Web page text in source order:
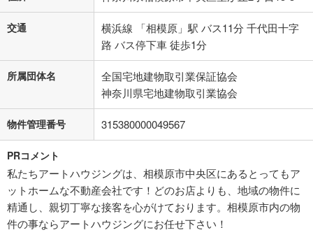
交通
横浜線 「相模原」駅 バス11分 千代田十字
路 バス停下車 徒歩1分
所属団体名
全国宅地建物取引業保証協会
神奈川県宅地建物取引業協会
物件管理番号 315380000049567
PRコメント
私たちアートハウジングは、相模原市中央区にあるとってもア
ットホームな不動産会社です！どのお店よりも、地域の物件に
精通し、親切丁寧な接客を心がけております。相模原市内の物
件の事ならアートハウジングにお任せ下さい！